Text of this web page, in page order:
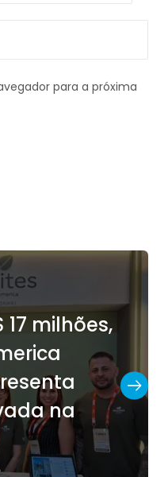
para a próxima
17 milhões,
na